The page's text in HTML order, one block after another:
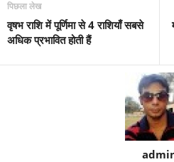
पिछला लेख
वृषभ राशि में पूर्णिमा से 4 राशियाँ सबसे
अधिक प्रभावित होती हैं